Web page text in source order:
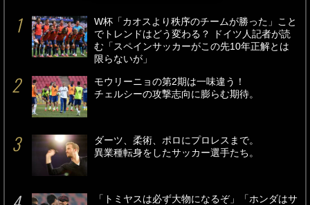
W杯「カオスより秩序のチームが勝った」こと
でトレンドはどう変わる？ ドイツ人記者が読
む「スペインサッカーがこの先10年正解とは
限らないが」
モウリーニョの第2期は一味違う！
チェルシーの攻撃志向に膨らむ期待。
ダーツ、柔術、ポロにプロレスまで。
異業種転身をしたサッカー選手たち。
「トミヤスは必ず大物になるぞ」「ホンダはサ